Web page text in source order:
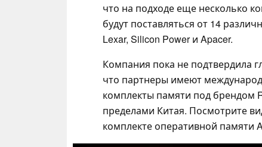
что на подходе еще несколько
будут поставляться от 14
Lexar, Silicon Power и Apacer.
Компания пока не подтвердила
что партнеры имеют
комплекты памяти под брендом
пределами Китая. Посмотрите
комплекте оперативной памяти